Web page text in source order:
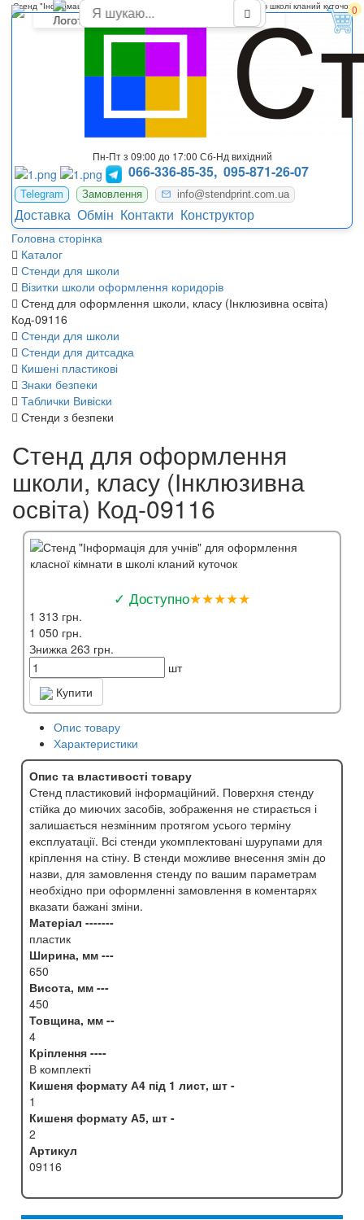
0
Пн-Пт з 09:00 до 17:00 Сб-Нд вихідний
066-336-85-35, 095-871-26-07
Telegram Замовлення info@stendprint.com.ua
Доставка Обмін Контакти Конструктор
Головна сторінка
Каталог
Стенди для школи
Візитки школи оформлення коридорів
Стенд для оформлення школи, класу (Інклюзивна освіта)
Код-09116
Стенди для школи
Стенди для дитсадка
Кишені пластикові
Знаки безпеки
Таблички Вивіски
Стенди з безпеки
Стенд "Інформація для учнів" для оформлення класної кімнати в школі кланий куточок
Стенд для оформлення
школи, класу (Інклюзивна
освіта) Код-09116
✓ Доступно★★★★★
1 313 грн.
1 050 грн.
Знижка 263 грн.
шт
Купити
Опис товару
Характеристики
Опис та властивості товару
Стенд пластиковий інформаційний. Поверхня стенду
стійка до миючих засобів, зображення не стирається і
залишається незмінним протягом усього терміну
експлуатації. Всі стенди укомплектовані шурупами для
кріплення на стіну. В стенди можливе внесення змін до
назви, для замовлення стенду по вашим параметрам
необхідно при оформленні замовлення в коментарях
вказати бажані зміни.
Матеріал -------
пластик
Ширина, мм ---
650
Висота, мм ---
450
Товщина, мм --
4
Кріплення ----
В комплекті
Кишеня формату А4 під 1 лист, шт -
1
Кишеня формату А5, шт -
2
Артикул
09116